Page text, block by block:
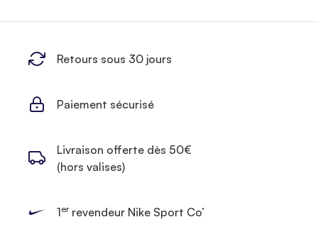
Retours sous 30 jours
Paiement sécurisé
Livraison offerte dès 50€
(hors valises)
1errevendeur Nike Sport Co’